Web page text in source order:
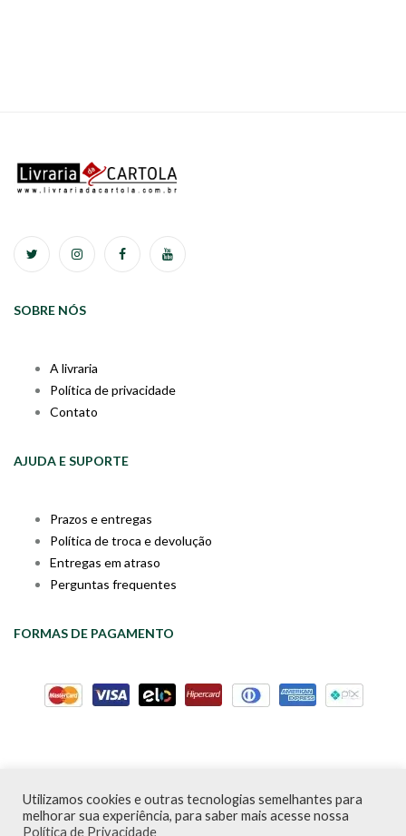
SOBRE NÓS
A livraria
Política de privacidade
Contato
AJUDA E SUPORTE
Prazos e entregas
Política de troca e devolução
Entregas em atraso
Perguntas frequentes
FORMAS DE PAGAMENTO
Livraria da Cartola © Desde 2020 | CNPJ: 31.298.135/0001-09 |
Desenvolvido porPDA Digital
Utilizamos cookies e outras tecnologias semelhantes para
melhorar sua experiência, para saber mais acesse nossa
Política de Privacidade